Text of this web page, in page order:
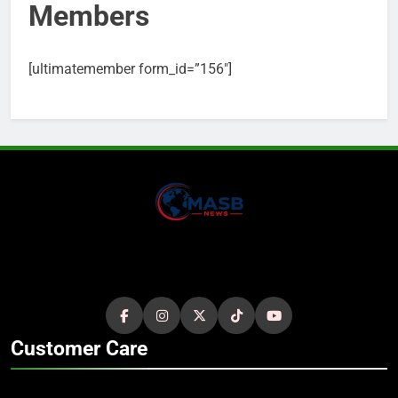
Members
[ultimatemember form_id=”156″]
Customer Care